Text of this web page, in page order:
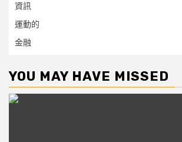
資訊
運動的
金融
YOU MAY HAVE MISSED